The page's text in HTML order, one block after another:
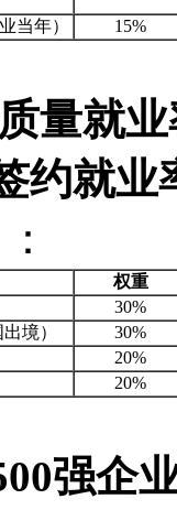
当年） 15%
量就
约就
权重
30%
境）
30%
20%
20%
强企